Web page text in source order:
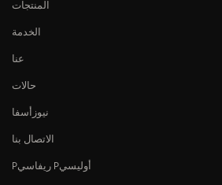
المنتجات
الخدمة
عنا
حالات
نيوزأسفا
الاتصال بنا
Pريفاسي Pأوليسي